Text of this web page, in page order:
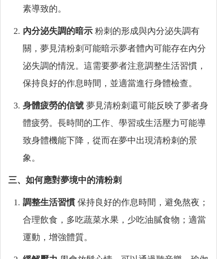
素導致的。
內分泌失調的暗示 粉刺的形成與內分泌失調有
關，夢見清粉刺可能暗示夢者體內可能存在內分
泌失調的情況。這需要夢者注意調整生活習慣，
保持良好的作息時間，並適當進行身體檢查。
身體疲勞的信號 夢見清粉刺還可能反映了夢者身
體疲勞。長時間的工作、學習或生活壓力可能導
致身體機能下降，從而在夢中出現清粉刺的景
象。
三、如何應對夢境中的清粉刺
調整生活習慣 保持良好的作息時間，避免熬夜；
合理飲食，多吃蔬菜水果，少吃油膩食物；適當
運動，增強體質。